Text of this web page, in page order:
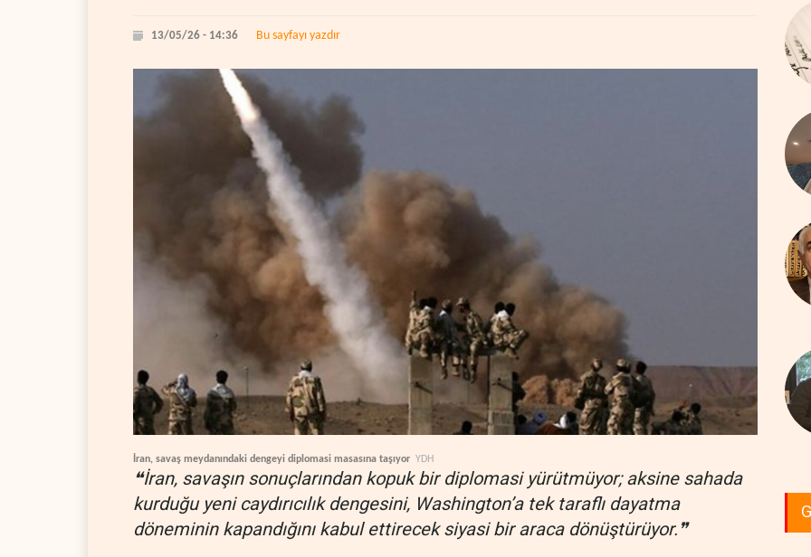
13/05/26 - 14:36 Bu sayfayı yazdır
İran, savaş meydanındaki dengeyi diplomasi masasına taşıyor YDH
❝İran, savaşın sonuçlarından kopuk bir diplomasi yürütmüyor; aksine sahada
kurduğu yeni caydırıcılık dengesini, Washington’a tek taraflı dayatma
döneminin kapandığını kabul ettirecek siyasi bir araca dönüştürüyor.❞